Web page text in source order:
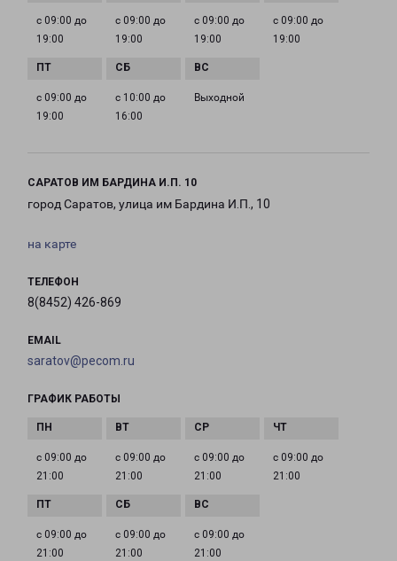
с 09:00 до
19:00
с 09:00 до
19:00
с 09:00 до
19:00
с 09:00 до
19:00
с 09:00 до
19:00
с 10:00 до
16:00
Выходной
САРАТОВ ИМ БАРДИНА И.П. 10
город Саратов, улица им Бардина И.П., 10
на карте
ТЕЛЕФОН
8(8452) 426-869
EMAIL
saratov@pecom.ru
ГРАФИК РАБОТЫ
с 09:00 до
21:00
с 09:00 до
21:00
с 09:00 до
21:00
с 09:00 до
21:00
с 09:00 до
21:00
с 09:00 до
21:00
с 09:00 до
21:00